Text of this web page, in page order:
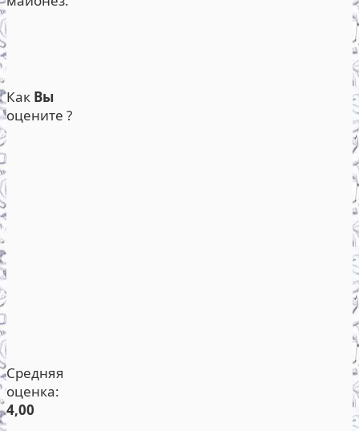
Как Вы
оцените ?
Средняя
оценка:
4,00